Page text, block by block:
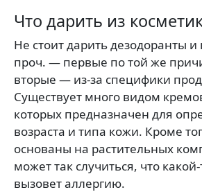
Что дарить из
Не стоит дарить дезодоранты
проч. — первые по той же
вторые — из-за специфики
Существует много видом
которых предназначен для
возраста и типа кожи. Кроме
основаны на растительных
может так случиться, что
вызовет аллергию.